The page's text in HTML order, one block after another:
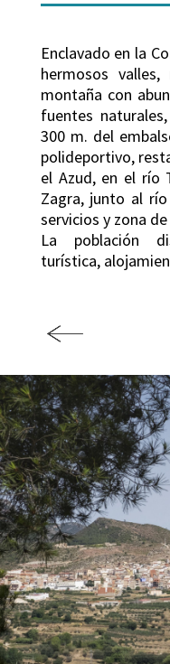
Enclavado en la
hermosos
montaña con
fuentes
300 m. del
polideportivo,
el Azud, en el río
Zagra, junto al
servicios y zona
La población
turística,